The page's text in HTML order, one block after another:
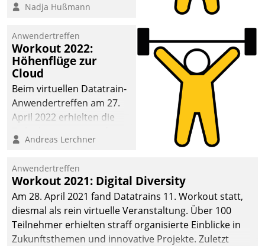
methodisch
Quartier. Dazwischen
zeigte Datatrain, was es
Neues zu bieten hat.
Nadja Hußmann
Anwendertreffen
Workout 2022:
Höhenflüge zur
Cloud
Beim virtuellen Datatrain-
Anwendertreffen am 27.
April 2022 erhielten die
Teilnehmer kurzweilige
Cloud-Strategien und -
Lösungen mit hohem
Zukunftspotenzial.
Andreas Lerchner
Anwendertreffen
Workout 2021: Digital Diversity
Am 28. April 2021 fand Datatrains 11. Workout statt,
diesmal als rein virtuelle Veranstaltung. Über 100
Teilnehmer erhielten straff organisierte Einblicke in
Zukunftsthemen und innovative Projekte. Zuletzt